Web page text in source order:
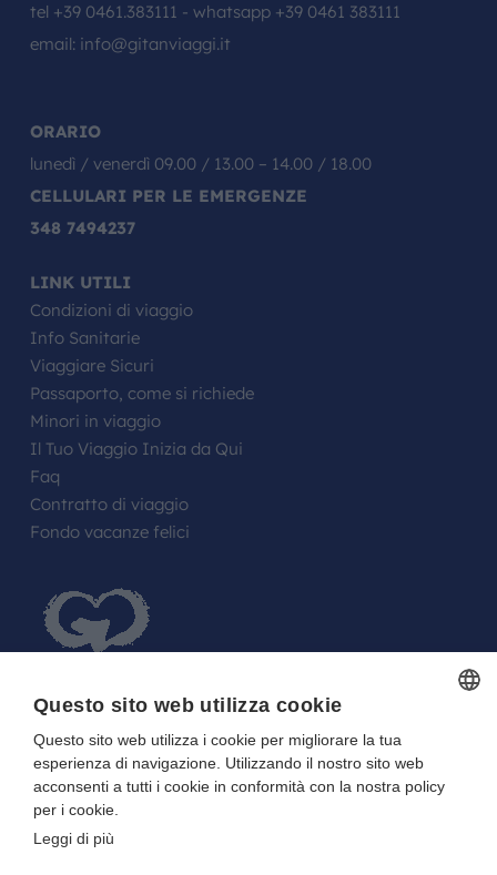
tel +39 0461.383111 - whatsapp +39 0461 383111
email: info@gitanviaggi.it
ORARIO
lunedì / venerdì 09.00 / 13.00 – 14.00 / 18.00
CELLULARI PER LE EMERGENZE
348 7494237
LINK UTILI
Condizioni di viaggio
Info Sanitarie
Viaggiare Sicuri
Passaporto, come si richiede
Minori in viaggio
Il Tuo Viaggio Inizia da Qui
Faq
Contratto di viaggio
Fondo vacanze felici
FARE UN REGALO AGLI SPOSI O A UN
FESTEGGIATO?
La tua Lista in Viaggio…
Questo sito web utilizza cookie
Questo sito web utilizza i cookie per migliorare la tua
esperienza di navigazione. Utilizzando il nostro sito web
acconsenti a tutti i cookie in conformità con la nostra policy
per i cookie.
Leggi di più